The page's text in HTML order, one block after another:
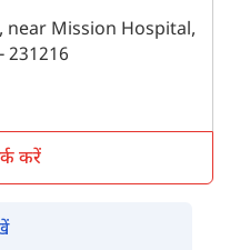
near Mission Hospital,
- 231216
करें